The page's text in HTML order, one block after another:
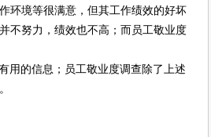
环境等很满意，但其工作绩效的好坏
不努力，绩效也不高；而员工敬业度
用的信息；员工敬业度调查除了上述